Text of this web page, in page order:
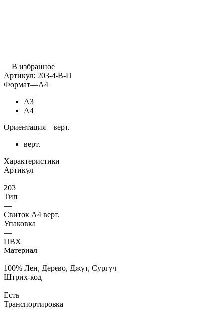
В избранное
Артикул: 203-4-В-П
Формат—А4
А3
А4
Ориентация—верт.
верт.
Характеристики
Артикул
—
203
Тип
—
Свиток А4 верт.
Упаковка
—
ПВХ
Материал
—
100% Лен, Дерево, Джут, Сургуч
Штрих-код
—
Есть
Транспортировка